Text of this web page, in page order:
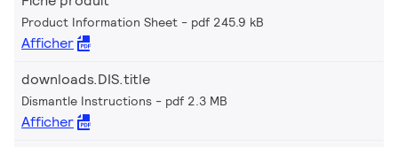
Product Information Sheet pdf 245.9 kB
Afficher
downloads.DIS.title
Dismantle Instructions pdf 2.3 MB
Afficher